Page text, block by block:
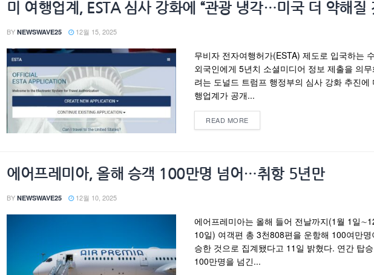
미 여행업계, ESTA 심사 강화에 “관광 냉각…미국 더 약해질
BY NEWSWAVE25 12월 15, 2025
무비자 전자여행허가(ESTA) 제도로 입국하는
외국인에게 5년치 소셜미디어 정보 제출을 의
려는 도널드 트럼프 행정부의 심사 강화 추진에
행업계가 공개...
READ MORE
에어프레미아, 올해 승객 100만명 넘어…취항 5년만
BY NEWSWAVE25 12월 10, 2025
에어프레미아는 올해 들어 전날까지(1월 1일
10일) 여객편 총 3천808편을 운항해 100여만명
승한 것으로 집계됐다고 11일 밝혔다. 연간 탑
100만명을 넘긴...